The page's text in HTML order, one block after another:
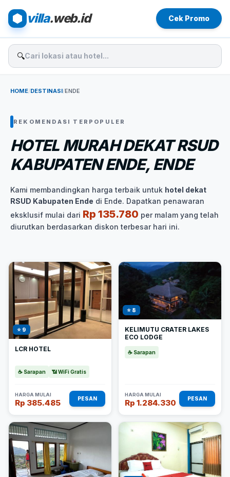
villa.web.id Cek Promo
🔍
HOME/DESTINASI/ENDE
REKOMENDASI TERPOPULER
HOTEL MURAH DEKAT RSUD
KABUPATEN ENDE, ENDE
Kami membandingkan harga terbaik untuk hotel dekat
RSUD Kabupaten Ende di Ende. Dapatkan penawaran
eksklusif mulai dari Rp 135.780 per malam yang telah
diurutkan berdasarkan diskon terbesar hari ini.
⭐ 9
LCR HOTEL
☕ Sarapan 📶 WiFi Gratis
HARGA MULAI
Rp 385.485 PESAN
⭐ 8
KELIMUTU CRATER LAKES
ECO LODGE
☕ Sarapan
HARGA MULAI
Rp 1.284.330 PESAN